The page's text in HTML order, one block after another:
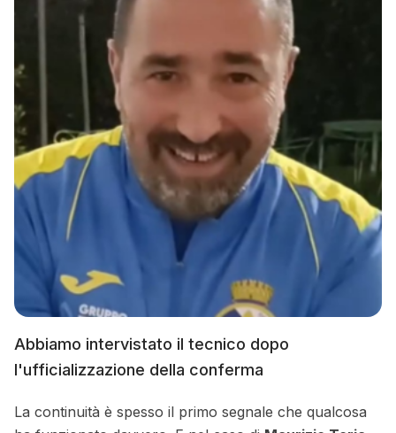
Abbiamo intervistato il tecnico dopo
l'ufficializzazione della conferma
La continuità è spesso il primo segnale che qualcosa